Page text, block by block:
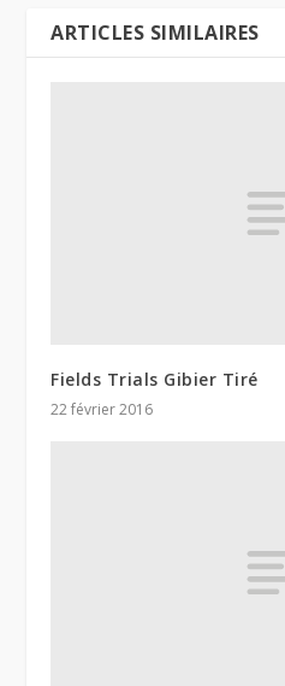
ARTICLES SIMILAIRES
Fields Trials Gibier Tiré
22 février 2016